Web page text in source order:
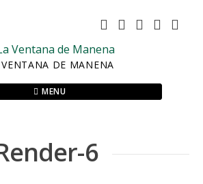
DE MANENA
MENU
6